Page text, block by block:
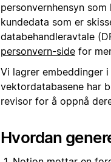
personvernhensyn
kundedata som er
databehandleravtale
personvern-side for
Vi lagrer embeddinger
vektordatabasene har
revisor for å oppnå
Hvordan